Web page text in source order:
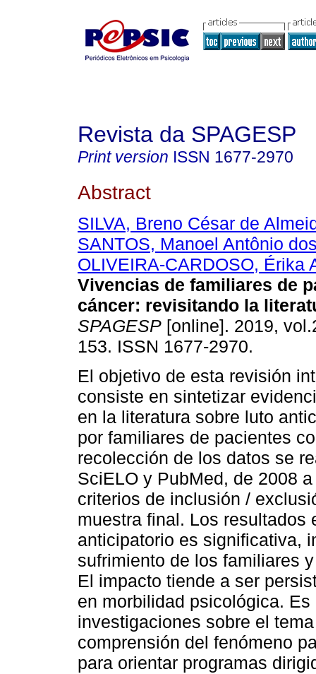
Revista da SPAGESP
Print version ISSN 1677-2970
Abstract
SILVA, Breno César de
SANTOS, Manoel Antônio
OLIVEIRA-CARDOSO, Érika
Vivencias de familiares de
cáncer: revisitando la
SPAGESP [online]. 2019,
153. ISSN 1677-2970.
El objetivo de esta revisión
consiste en sintetizar
en la literatura sobre luto
por familiares de pacientes
recolección de los datos se
SciELO y PubMed, de 2008
criterios de inclusión /
muestra final. Los resultados
anticipatorio es significativa,
sufrimiento de los familiares
El impacto tiende a ser
en morbilidad psicológica.
investigaciones sobre el
comprensión del fenómeno
para orientar programas